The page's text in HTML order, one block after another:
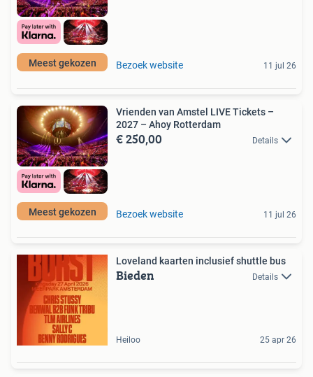
Meest gekozen Bezoek website 11 jul 26
Meest gekozen
Vrienden van Amstel LIVE Tickets –
2027 – Ahoy Rotterdam
€ 250,00 Details
Bezoek website 11 jul 26
Loveland kaarten inclusief shuttle bus
Bieden Details
Heiloo 25 apr 26